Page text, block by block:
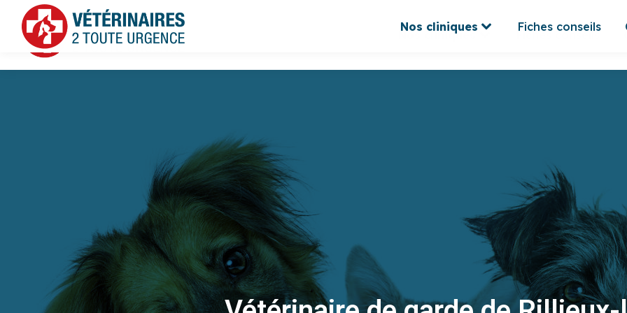
Nos cliniques Fiches conseils
Nos cliniques Fiches conseils